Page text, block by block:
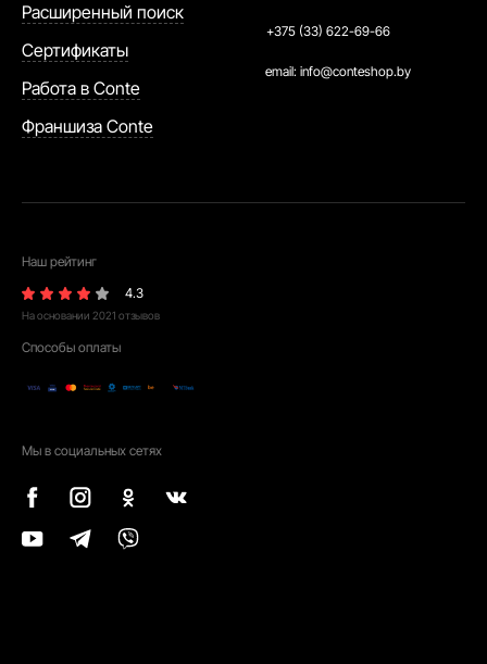
Расширенный поиск
Сертификаты
Работа в Conte
Франшиза Conte
+375 (33) 622-69-66
email: info@conteshop.by
Наш рейтинг
4.3
На основании 2021 отзывов
Способы оплаты
Мы в социальных сетях